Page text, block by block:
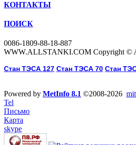
КОНТАКТЫ
ПОИСК
0086-1809-88-18-887
WWW.ALLSTANKI.COM Copyright ©
Cтан ТЭСА 127 Cтан ТЭСА 70 Cтан
Powered by MetInfo 8.1 ©2008-2026
Tel
Письмо
Карта
skype